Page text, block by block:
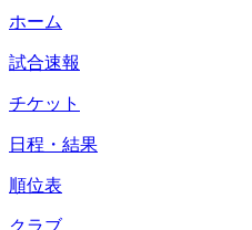
ホーム
試合速報
チケット
日程・結果
順位表
クラブ